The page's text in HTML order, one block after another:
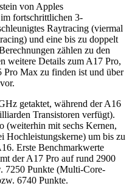
von Apples
fortschrittlichen 3-
Raytracing (viermal
und eine bis zu doppelt
zählen zu den
weitere Details zum A17 Pro,
Pro Max zu finden ist und über
getaktet, während der A16
Transistoren verfügt).
(weiterhin mit sechs Kernen,
um bis zu
Erste Benchmarkwerte
der A17 Pro auf rund 2900
7250 Punkte (Multi-Core-
6740 Punkte.